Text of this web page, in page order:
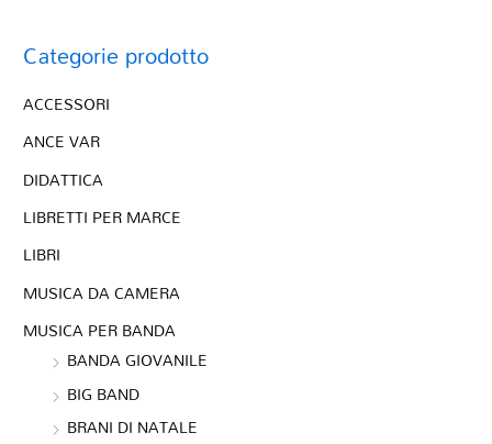
Categorie prodotto
ACCESSORI
ANCE VAR
DIDATTICA
LIBRETTI PER MARCE
LIBRI
MUSICA DA CAMERA
MUSICA PER BANDA
BANDA GIOVANILE
BIG BAND
BRANI DI NATALE